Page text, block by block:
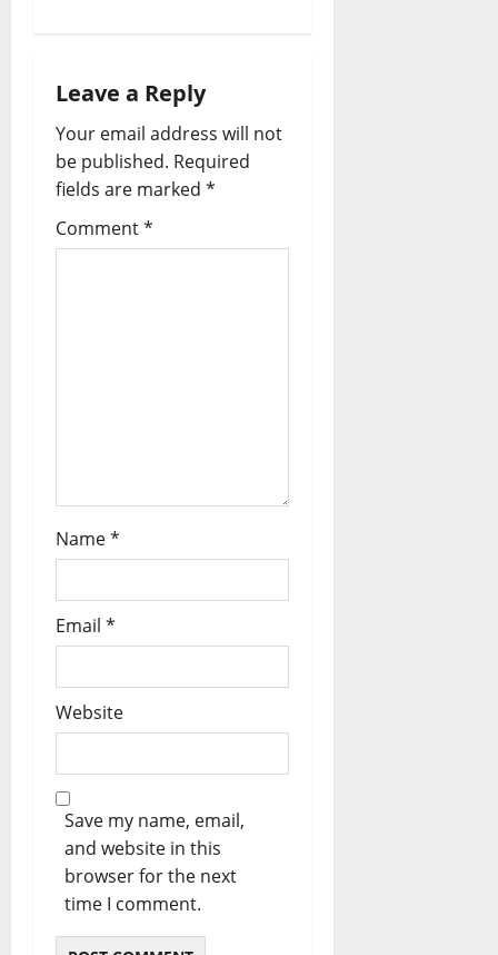
v
i
g
a
Leave a Reply
Your email address will not
be published. Required
fields are marked *
Comment*
Name*
Email *
Website
Save my name, email,
and website in this
browser for the next
time I comment.